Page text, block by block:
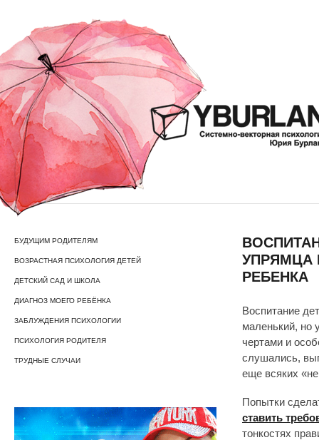
БУДУЩИМ РОДИТЕЛЯМ
ВОЗРАСТНАЯ ПСИХОЛОГИЯ ДЕТЕЙ
ДЕТСКИЙ САД И ШКОЛА
ДИАГНОЗ МОЕГО РЕБЁНКА
ЗАБЛУЖДЕНИЯ ПСИХОЛОГИИ
ПСИХОЛОГИЯ РОДИТЕЛЯ
ТРУДНЫЕ СЛУЧАИ
УПРЯМЦА
РЕБЕНКА
Воспитание
маленький, но
чертами и
слушались,
еще всяких
Попытки
ставить
тонкостях